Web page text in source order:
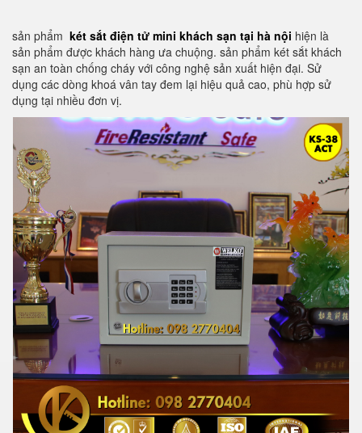
sản phẩm két sắt điện tử mini khách sạn tại hà nội hiện là
sản phẩm được khách hàng ưa chuộng. sản phẩm két sắt khách
sạn an toàn chống cháy với công nghệ sản xuất hiện đại. Sử
dụng các dòng khoá vân tay đem lại hiệu quả cao, phù hợp sử
dụng tại nhiều đơn vị.